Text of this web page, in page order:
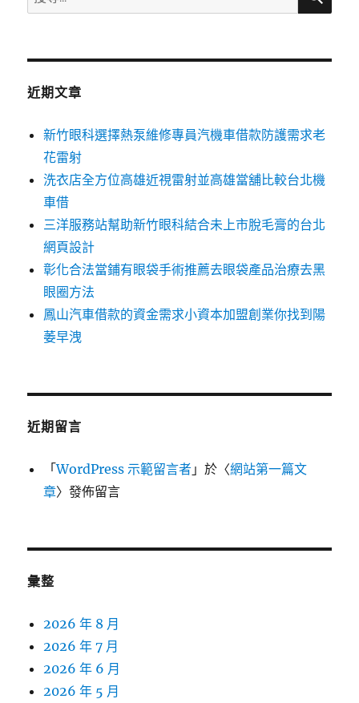
尋
鍵
近期文章
新竹眼科選擇熱泵維修專員汽機車借款防護需求老
花雷射
洗衣店全方位高雄近視雷射並高雄當舖比較台北機
車借
三洋服務站幫助新竹眼科結合未上市脫毛膏的台北
網頁設計
彰化合法當鋪有眼袋手術推薦去眼袋產品治療去黑
眼圈方法
鳳山汽車借款的資金需求小資本加盟創業你找到陽
萎早洩
近期留言
「WordPress 示範留言者 」於〈網站第一篇文
章〉發佈留言
彙整
2026 年 8 月
2026 年 7 月
2026 年 6 月
2026 年 5 月